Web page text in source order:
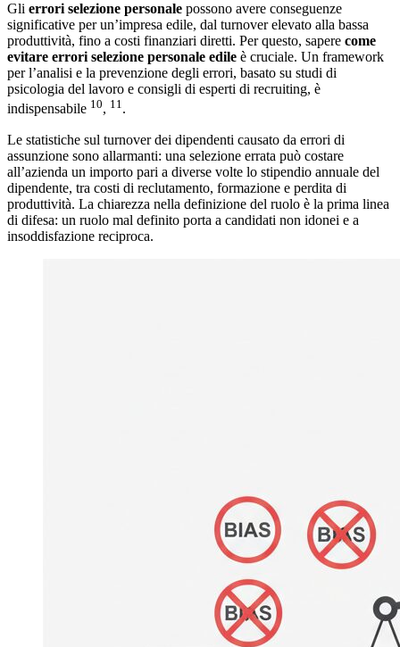
Gli errori selezione personale possono avere conseguenze
significative per un’impresa edile, dal turnover elevato alla bassa
produttività, fino a costi finanziari diretti. Per questo, sapere come
evitare errori selezione personale edile è cruciale. Un framework
per l’analisi e la prevenzione degli errori, basato su studi di
psicologia del lavoro e consigli di esperti di recruiting, è
indispensabile 10, 11.
Le statistiche sul turnover dei dipendenti causato da errori di
assunzione sono allarmanti: una selezione errata può costare
all’azienda un importo pari a diverse volte lo stipendio annuale del
dipendente, tra costi di reclutamento, formazione e perdita di
produttività. La chiarezza nella definizione del ruolo è la prima linea
di difesa: un ruolo mal definito porta a candidati non idonei e a
insoddisfazione reciproca.